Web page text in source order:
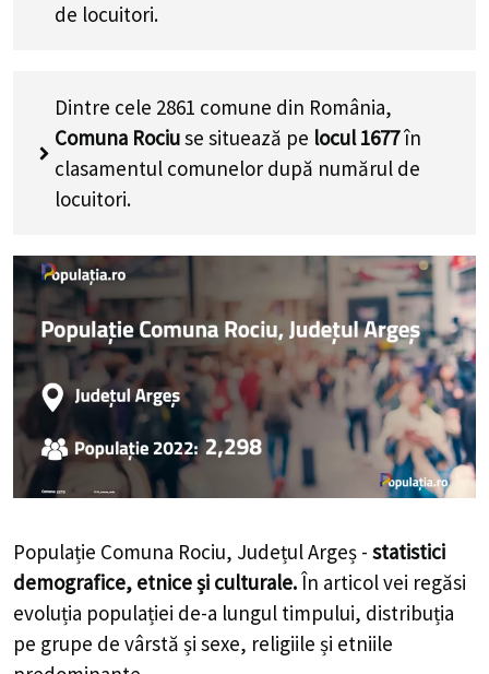
de locuitori.
Dintre cele 2861 comune din România,
Comuna Rociuse situează pe locul 1677în
clasamentul comunelor după numărul de
locuitori.
Populație Comuna Rociu, Județul Argeș - statistici
demografice, etnice și culturale.În articol vei regăsi
evoluția populației de-a lungul timpului, distribuția
pe grupe de vârstă și sexe, religiile și etniile